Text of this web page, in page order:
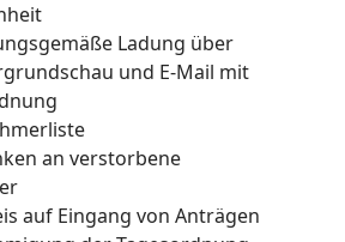
Ladung über
und E-Mail mit
an verstorbene
auf Eingang von Anträgen